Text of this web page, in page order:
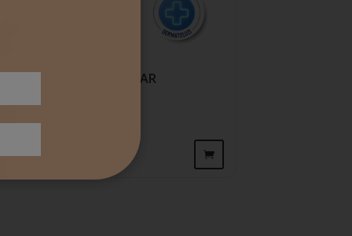
La Roche-Posay EFFACLAR
24,60